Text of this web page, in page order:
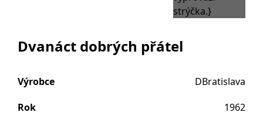
Dvanáct dobrých přátel
Výrobce
DBratislava
Rok
1962